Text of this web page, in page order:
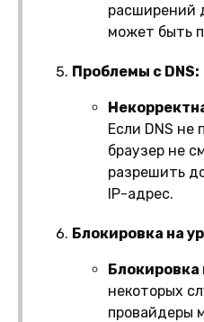
расширений
может быть
Проблемы с DNS:
Если DNS не
браузер не
разрешить
IP-адрес.
Блокировка на
Блокировка
некоторых
провайдеры